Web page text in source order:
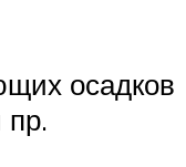
осадков
пр.